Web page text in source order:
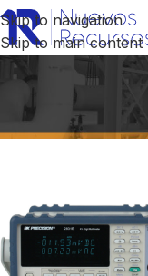
Skip to navigation
Skip to main content
Inicio Productos